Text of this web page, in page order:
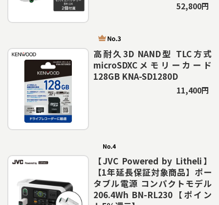
52,800円
高耐久3D NAND型 TLC方式
microSDXCメモリーカード
128GB KNA-SD1280D
11,400円
【JVC Powered by Litheli】
【1年延長保証対象商品】ポー
タブル電源 コンパクトモデル
206.4Wh BN-RL230【ポイン